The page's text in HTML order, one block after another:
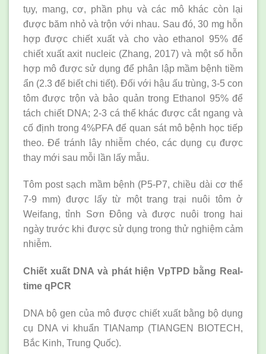
tụy, mang, cơ, phần phụ và các mô khác còn lại
được băm nhỏ và trộn với nhau. Sau đó, 30 mg hỗn
hợp được chiết xuất và cho vào ethanol 95% để
chiết xuất axit nucleic (Zhang, 2017) và một số hỗn
hợp mô được sử dụng để phân lập mầm bệnh tiềm
ẩn (2.3 để biết chi tiết). Đối với hậu ấu trùng, 3-5 con
tôm được trộn và bảo quản trong Ethanol 95% để
tách chiết DNA; 2-3 cá thể khác được cắt ngang và
cố định trong 4%PFA để quan sát mô bệnh học tiếp
theo. Để tránh lây nhiễm chéo, các dụng cụ được
thay mới sau mỗi lần lấy mẫu.
Tôm post sạch mầm bệnh (P5-P7, chiều dài cơ thể
7-9 mm) được lấy từ một trang trại nuôi tôm ở
Weifang, tỉnh Sơn Đông và được nuôi trong hai
ngày trước khi được sử dụng trong thử nghiệm cảm
nhiễm.
Chiết xuất DNA và phát hiện VpTPD bằng Real-
time qPCR
DNA bộ gen của mô được chiết xuất bằng bộ dụng
cụ DNA vi khuẩn TIANamp (TIANGEN BIOTECH,
Bắc Kinh, Trung Quốc).